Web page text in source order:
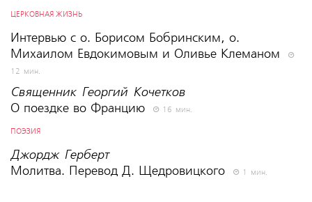
ЦЕРКОВНАЯ ЖИЗНЬ
Интервью с о. Борисом Бобринским, о.
Михаилом Евдокимовым и Оливье Клеманом
12 мин.
Священник Георгий Кочетков
О поездке во Францию
16 мин.
ПОЭЗИЯ
Джордж Герберт
Молитва. Перевод Д. Щедровицкого
1 мин.